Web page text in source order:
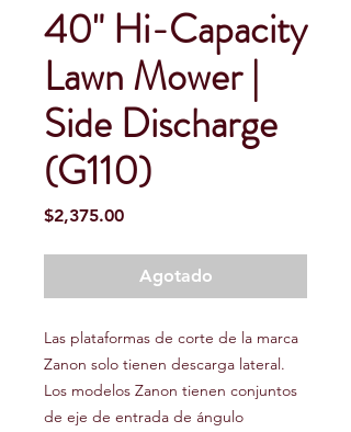
40" Hi-Capacity
Lawn Mower |
Side Discharge
(G110)
$2,375.00Precio
Agotado
Las plataformas de corte de la marca
Zanon solo tienen descarga lateral.
Los modelos Zanon tienen conjuntos
de eje de entrada de ángulo